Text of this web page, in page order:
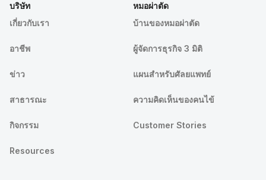
บริษัท
เกี่ยวกับเรา
อาชีพ
ข่าว
สาธารณะ
กิจกรรม
Resources
หมอผ่าตัด
บ้านของหมอผ่าตัด
ผู้จัดการธุรกิจ 3 มิติ
แผนสำหรับศัลยแพทย์
ความคิดเห็นของคนไข้
Customer Stories